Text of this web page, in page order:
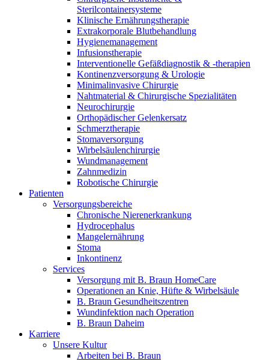
Produktkatalog
Finden Sie das Produkt, das Sie suchen. Besuchen Sie den B.
Braun Produktkatalog mit unserem kompletten Portfolio.
Gut zu wissen
MDR, eIFU & Co. – hier finden Sie nützliche Informationen
rund um unsere Produkte.
Innovation Hub
Lassen Sie uns Innovationen in der Medizintechnologie
gemeinsam vorantreiben. Erfahren Sie mehr über den
Innovation Hub und überzeugen Sie uns mit Ihrer Idee.
Im Dialog mit B. Braun. Hier treten Sie mit uns in
Verbindung.
Sterilcontainersysteme
Klinische Ernährungstherapie
Extrakorporale Blutbehandlung
Hygienemanagement
Infusionstherapie
Interventionelle Gefäßdiagnostik & -therapien
Kontinenzversorgung & Urologie
Minimalinvasive Chirurgie
Nahtmaterial & Chirurgische Spezialitäten
Neurochirurgie
Orthopädischer Gelenkersatz
Schmerztherapie
Stomaversorgung
Wirbelsäulenchirurgie
Wundmanagement
Zahnmedizin
Robotische Chirurgie
Patienten
Versorgungsbereiche
Chronische Nierenerkrankung
Hydrocephalus
Mangelernährung
Stoma
Inkontinenz
Services
Versorgung mit B. Braun HomeCare
Operationen an Knie, Hüfte & Wirbelsäule
B. Braun Gesundheitszentren
Wundinfektion nach Operation
B. Braun Daheim
Karriere
Unsere Kultur
Arbeiten bei B. Braun